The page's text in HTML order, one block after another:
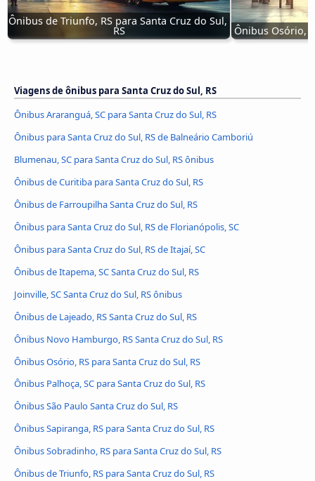
Ônibus de Triunfo, RS para Santa Cruz do Sul,
RS Ônibus Osório,
Viagens de ônibus para Santa Cruz do Sul, RS
Ônibus Araranguá, SC para Santa Cruz do Sul, RS
Ônibus para Santa Cruz do Sul, RS de Balneário Camboriú
Blumenau, SC para Santa Cruz do Sul, RS ônibus
Ônibus de Curitiba para Santa Cruz do Sul, RS
Ônibus de Farroupilha Santa Cruz do Sul, RS
Ônibus para Santa Cruz do Sul, RS de Florianópolis, SC
Ônibus para Santa Cruz do Sul, RS de Itajaí, SC
Ônibus de Itapema, SC Santa Cruz do Sul, RS
Joinville, SC Santa Cruz do Sul, RS ônibus
Ônibus de Lajeado, RS Santa Cruz do Sul, RS
Ônibus Novo Hamburgo, RS Santa Cruz do Sul, RS
Ônibus Osório, RS para Santa Cruz do Sul, RS
Ônibus Palhoça, SC para Santa Cruz do Sul, RS
Ônibus São Paulo Santa Cruz do Sul, RS
Ônibus Sapiranga, RS para Santa Cruz do Sul, RS
Ônibus Sobradinho, RS para Santa Cruz do Sul, RS
Ônibus de Triunfo, RS para Santa Cruz do Sul, RS